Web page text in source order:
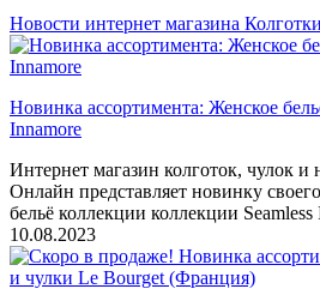
Новости интернет магазина
Новинка ассортимента: Женское
Innamore
Интернет магазин колготок, чулок и
Онлайн представляет новинку
бельё коллекции коллекции Seamless
10.08.2023